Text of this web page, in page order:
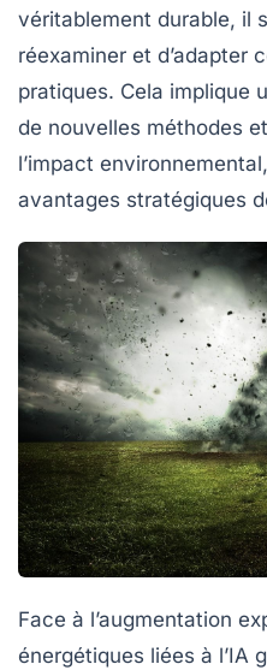
véritablement durable, il
réexaminer et d’adapter
pratiques. Cela implique
de nouvelles méthodes
l’impact
avantages stratégiques
Face à l’augmentation
énergétiques liées à l’IA